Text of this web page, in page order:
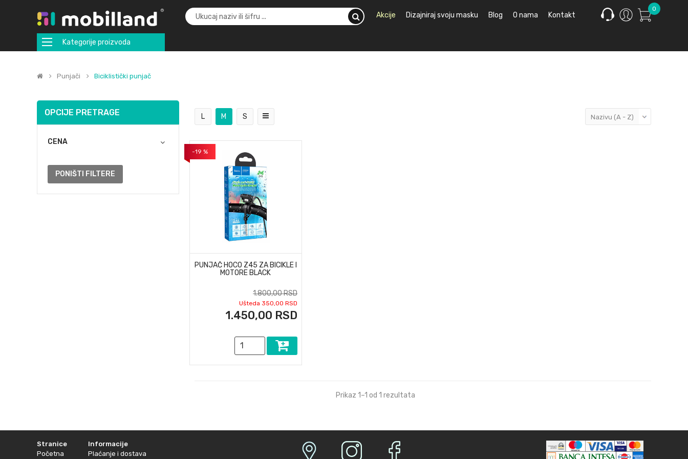
Akcije Dizajniraj svoju masku Blog O nama Kontakt
0
Kategorije proizvoda
Punjači Biciklistički punjač
OPCIJE PRETRAGE
CENA
PONIŠTI FILTERE
L M S
-19 %
PUNJAČ HOCO Z45 ZA BICIKLE I
MOTORE BLACK
1.800,00 RSD
Ušteda 350,00 RSD
1.450,00 RSD
Prikaz 1–1 od 1 rezultata
Stranice
Početna
Informacije
Plaćanje i dostava